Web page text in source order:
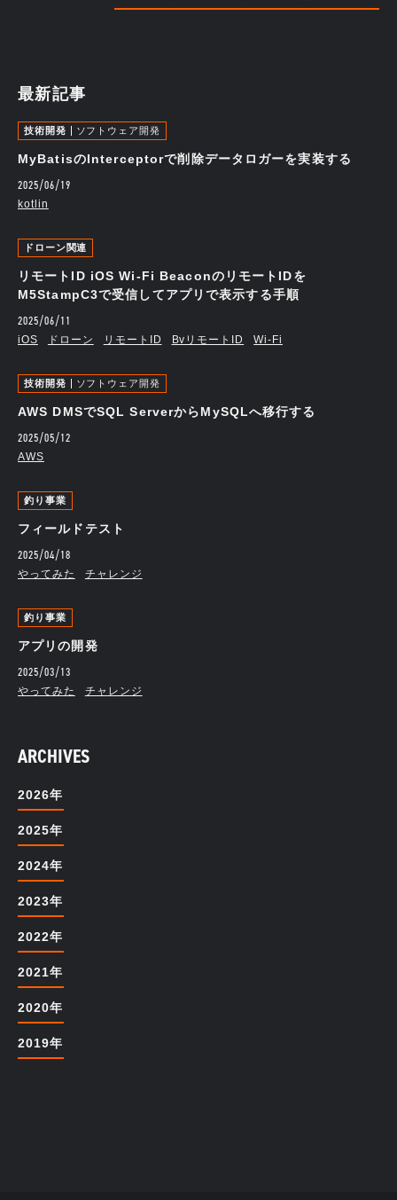
最新記事
技術開発 ソフトウェア開発
MyBatisのInterceptorで削除データロガーを実装する
2025/06/19
kotlin
ドローン関連
リモートID iOS Wi-Fi BeaconのリモートIDを
M5StampC3で受信してアプリで表示する手順
2025/06/11
iOS ドローン リモートID BvリモートID Wi-Fi
技術開発 ソフトウェア開発
AWS DMSでSQL ServerからMySQLへ移行する
2025/05/12
AWS
釣り事業
フィールドテスト
2025/04/18
やってみた チャレンジ
釣り事業
アプリの開発
2025/03/13
やってみた チャレンジ
ARCHIVES
2026年
2025年
2024年
2023年
2022年
2021年
2020年
2019年